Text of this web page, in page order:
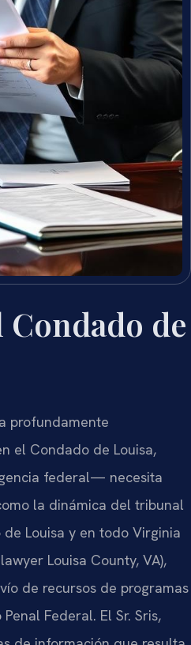
de
profundamente
el Condado de Louisa,
federal— necesita
la dinámica del tribunal
Louisa y en todo Virginia
Louisa County, VA),
de recursos de programas
Federal. El Sr. Sris,